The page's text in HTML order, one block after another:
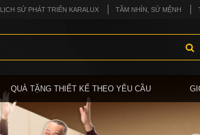
LỊCH SỬ PHÁT TRIỂN KARALUX TẦM NHÌN, SỨ MỆNH
QUÀ TẶNG THIẾT KẾ THEO YÊU CẦU